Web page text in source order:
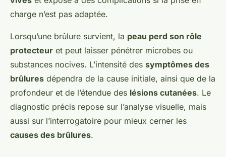
charge n’est pas adaptée.
Lorsqu’une brûlure survient, la peau perd son rôle
protecteur et peut laisser pénétrer microbes ou
substances nocives. L’intensité des symptômes des
brûlures dépendra de la cause initiale, ainsi que de la
profondeur et de l’étendue des lésions cutanées. Le
diagnostic précis repose sur l’analyse visuelle, mais
aussi sur l’interrogatoire pour mieux cerner les
causes des brûlures.